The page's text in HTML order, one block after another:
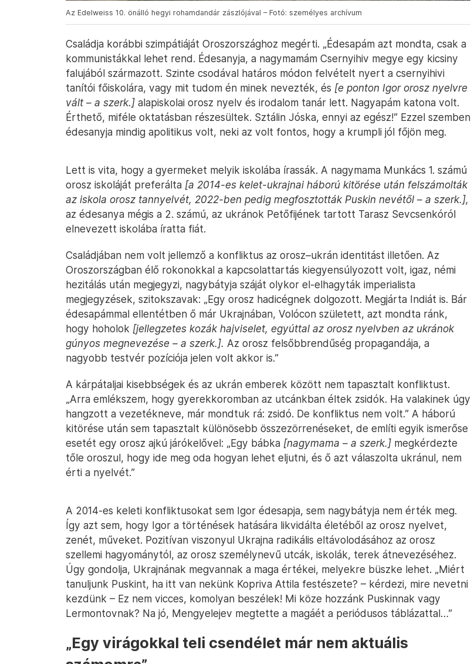
Az Edelweiss 10. önálló hegyi rohamdandár zászlójával – Fotó: személyes archívum
Családja korábbi szimpátiáját Oroszországhoz megérti. „Édesapám azt mondta, csak a
kommunistákkal lehet rend. Édesanyja, a nagymamám Csernyihiv megye egy kicsiny
falujából származott. Szinte csodával határos módon felvételt nyert a csernyihivi
tanítói főiskolára, vagy mit tudom én minek nevezték, és [e ponton Igor orosz nyelvre
vált – a szerk.] alapiskolai orosz nyelv és irodalom tanár lett. Nagyapám katona volt.
Érthető, miféle oktatásban részesültek. Sztálin Jóska, ennyi az egész!” Ezzel szemben
édesanyja mindig apolitikus volt, neki az volt fontos, hogy a krumpli jól főjön meg.
Lett is vita, hogy a gyermeket melyik iskolába írassák. A nagymama Munkács 1. számú
orosz iskoláját preferálta [a 2014-es kelet-ukrajnai háború kitörése után felszámolták
az iskola orosz tannyelvét, 2022-ben pedig megfosztották Puskin nevétől – a szerk.],
az édesanya mégis a 2. számú, az ukránok Petőfijének tartott Tarasz Sevcsenkóról
elnevezett iskolába íratta fiát.
Családjában nem volt jellemző a konfliktus az orosz–ukrán identitást illetően. Az
Oroszországban élő rokonokkal a kapcsolattartás kiegyensúlyozott volt, igaz, némi
hezitálás után megjegyzi, nagybátyja száját olykor el-elhagyták imperialista
megjegyzések, szitokszavak: „Egy orosz hadicégnek dolgozott. Megjárta Indiát is. Bár
édesapámmal ellentétben ő már Ukrajnában, Volócon született, azt mondta ránk,
hogy hoholok [jellegzetes kozák hajviselet, egyúttal az orosz nyelvben az ukránok
gúnyos megnevezése – a szerk.]. Az orosz felsőbbrendűség propagandája, a
nagyobb testvér pozíciója jelen volt akkor is.”
A kárpátaljai kisebbségek és az ukrán emberek között nem tapasztalt konfliktust.
„Arra emlékszem, hogy gyerekkoromban az utcánkban éltek zsidók. Ha valakinek úgy
hangzott a vezetékneve, már mondtuk rá: zsidó. De konfliktus nem volt.” A háború
kitörése után sem tapasztalt különösebb összezörrenéseket, de említi egyik ismerőse
esetét egy orosz ajkú járókelővel: „Egy bábka [nagymama – a szerk.] megkérdezte
tőle oroszul, hogy ide meg oda hogyan lehet eljutni, és ő azt válaszolta ukránul, nem
érti a nyelvét.”
A 2014-es keleti konfliktusokat sem Igor édesapja, sem nagybátyja nem érték meg.
Így azt sem, hogy Igor a történések hatására likvidálta életéből az orosz nyelvet,
zenét, műveket. Pozitívan viszonyul Ukrajna radikális eltávolodásához az orosz
szellemi hagyománytól, az orosz személynevű utcák, iskolák, terek átnevezéséhez.
Úgy gondolja, Ukrajnának megvannak a maga értékei, melyekre büszke lehet. „Miért
tanuljunk Puskint, ha itt van nekünk Kopriva Attila festészete? – kérdezi, mire nevetni
kezdünk – Ez nem vicces, komolyan beszélek! Mi köze hozzánk Puskinnak vagy
Lermontovnak? Na jó, Mengyelejev megtette a magáét a periódusos táblázattal…”
„Egy virágokkal teli csendélet már nem aktuális